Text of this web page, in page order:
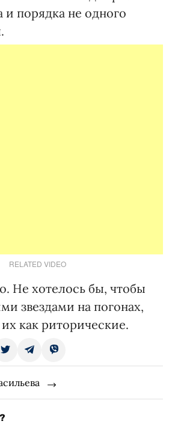
и порядка не одного
RELATED VIDEO
Не хотелось бы, чтобы
звездами на погонах,
как риторические.